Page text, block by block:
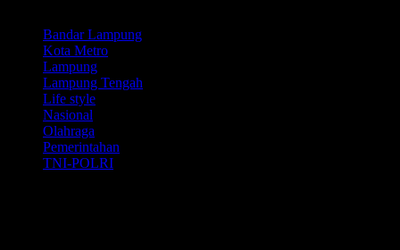
Bandar Lampung
Kota Metro
Lampung
Lampung Tengah
Life style
Nasional
Olahraga
Pemerintahan
TNI-POLRI